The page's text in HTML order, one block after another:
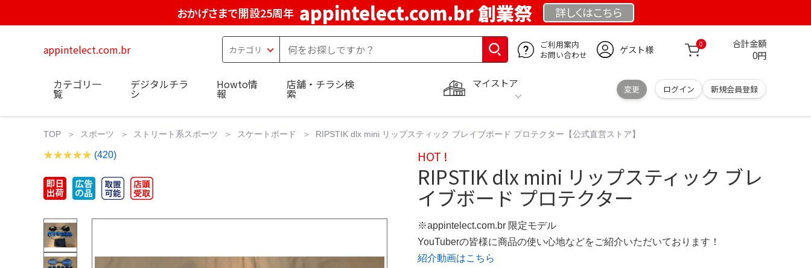
おかげさまで開設25周年 appintelect.com.br 創業祭 詳しくはこちら
appintelect.com.br
ご利用案内
お問い合わせ
ゲスト様 0 合計金額
0円
マイストア
変更 ログイン 新規会員登録
カテゴリ一
覧
デジタルチラ
シ
Howto情
報
店舗・チラシ検
索
TOP スポーツ ストリート系スポーツ スケートボード RIPSTIK dlx mini リップスティック ブレイブボード プロテクター【公式直営ストア】
(420) HOT !
RIPSTIK dlx mini リップスティック ブレ
イブボード プロテクター
※appintelect.com.br 限定モデル
YouTuberの皆様に商品の使い心地などをご紹介いただいております！
紹介動画はこちら